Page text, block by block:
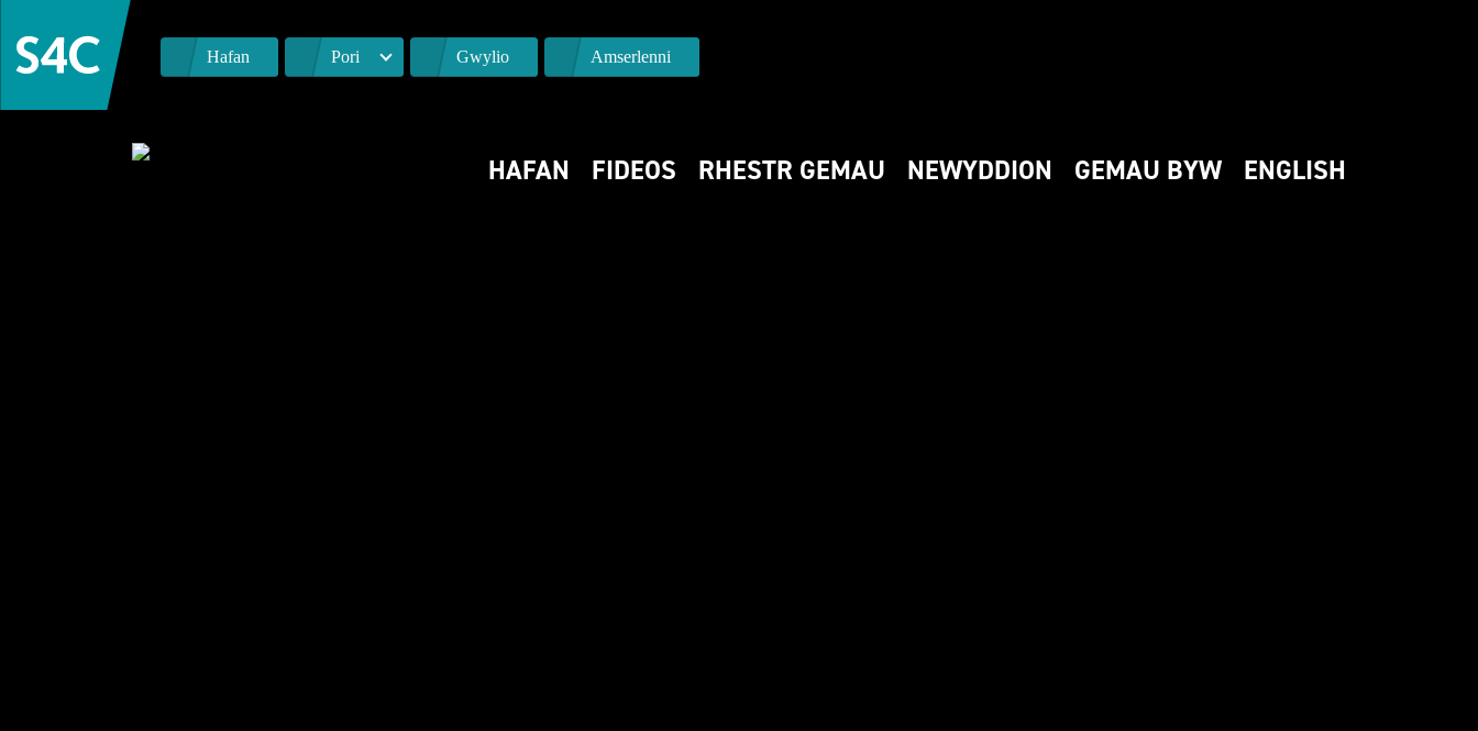
Hafan Pori Gwylio Amserlenni
HAFAN FIDEOS RHESTR GEMAU NEWYDDION GEMAU BYW ENGLISH